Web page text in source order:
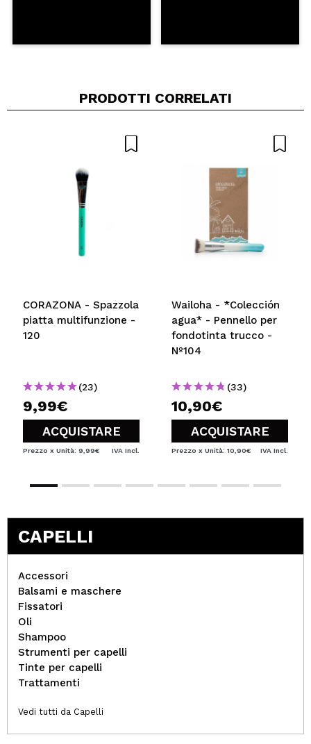
PRODOTTI CORRELATI
CORAZONA - Spazzola
piatta multifunzione -
120
(23)
9,99€
ACQUISTARE
Prezzo x Unità: 9,99€ IVA Incl.
Wailoha - *Colección
agua* - Pennello per
fondotinta trucco -
Nº104
(33)
10,90€
ACQUISTARE
Prezzo x Unità: 10,90€ IVA Incl.
CAPELLI
Accessori
Balsami e maschere
Fissatori
Oli
Shampoo
Strumenti per capelli
Tinte per capelli
Trattamenti
Vedi tutti da Capelli